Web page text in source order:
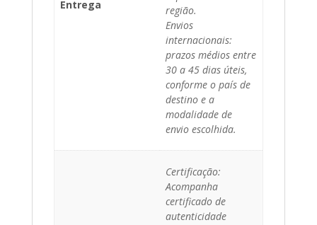
Entrega
região.
Envios
internacionais:
prazos médios entre
30 a 45 dias úteis,
conforme o país de
destino e a
modalidade de
envio escolhida.
Certificação:
Acompanha
certificado de
autenticidade